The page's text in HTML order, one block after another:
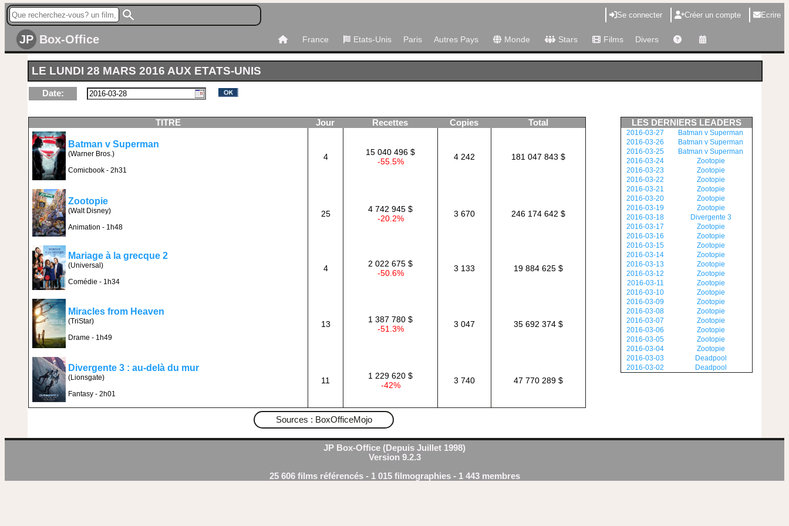
Se connecter Créer un compte Ecrire
JP Box-Office France Etats-Unis Paris Autres Pays Monde Stars Films Divers
LE LUNDI 28 MARS 2016 AUX ETATS-UNIS
Date:
TITRE Jour Recettes Copies Total
Batman v Superman
(Warner Bros.)
Comicbook - 2h31
4
15 040 496 $
-55.5%
4 242 181 047 843 $
Zootopie
(Walt Disney)
Animation - 1h48
25
4 742 945 $
-20.2%
3 670 246 174 642 $
Mariage à la grecque 2
(Universal)
Comédie - 1h34
4
2 022 675 $
-50.6%
3 133 19 884 625 $
Miracles from Heaven
(TriStar)
Drame - 1h49
13
1 387 780 $
-51.3%
3 047 35 692 374 $
Divergente 3 : au-delà du mur
(Lionsgate)
Fantasy - 2h01
11
1 229 620 $
-42%
3 740 47 770 289 $
Sources : BoxOfficeMojo
LES DERNIERS LEADERS
2016-03-27
Batman v Superman
2016-03-26
Batman v Superman
2016-03-25
Batman v Superman
2016-03-24
Zootopie
2016-03-23
Zootopie
2016-03-22
Zootopie
2016-03-21
Zootopie
2016-03-20
Zootopie
2016-03-19
Zootopie
2016-03-18
Divergente 3
2016-03-17
Zootopie
2016-03-16
Zootopie
2016-03-15
Zootopie
2016-03-14
Zootopie
2016-03-13
Zootopie
2016-03-12
Zootopie
2016-03-11
Zootopie
2016-03-10
Zootopie
2016-03-09
Zootopie
2016-03-08
Zootopie
2016-03-07
Zootopie
2016-03-06
Zootopie
2016-03-05
Zootopie
2016-03-04
Zootopie
2016-03-03
Deadpool
2016-03-02
Deadpool
JP Box-Office (Depuis Juillet 1998)
Version 9.2.3
25 606 films référencés - 1 015 filmographies - 1 443 membres